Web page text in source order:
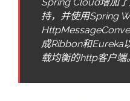
持，并使用Spring
成Ribbon和Eureka
载均衡的http客户端。